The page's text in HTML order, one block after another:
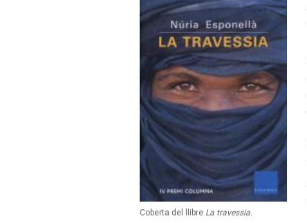
Coberta del llibre La travessia.